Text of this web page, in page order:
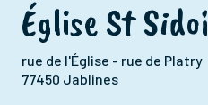
Église St
rue de l'Église - rue de Platry
77450 Jablines